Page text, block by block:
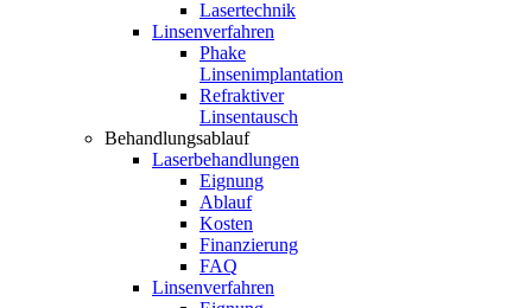
Lasertechnik
Linsenverfahren
Phake
Linsenimplantation
Refraktiver
Linsentausch
Behandlungsablauf
Laserbehandlungen
Eignung
Ablauf
Kosten
Finanzierung
FAQ
Linsenverfahren